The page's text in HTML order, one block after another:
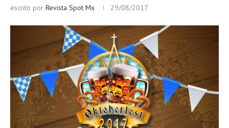
escrito por Revista Spot Mx 29/08/2017